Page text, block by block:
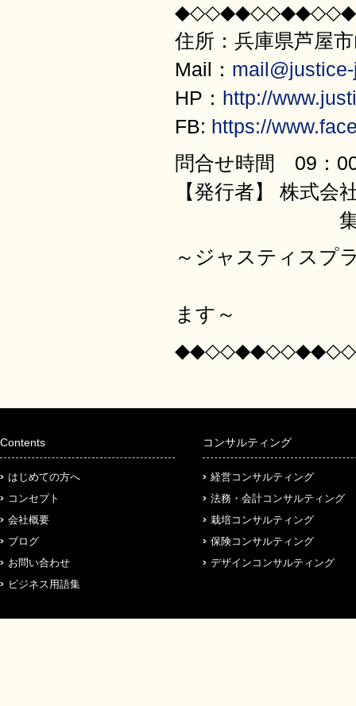
住所：兵庫県芦屋
Mail：
HP： http://
FB: https://
問合せ時間 09：
【発行者】 株式会
集客と売上
～ジャスティスプ
ます～
Contents
はじめての方へ
コンセプト
会社概要
ブログ
お問い合わせ
ビジネス用語集
コンサルティング
経営コンサルティング
法務・会計コンサルティング
栽培コンサルティング
保険コンサルティング
デザインコンサルティング